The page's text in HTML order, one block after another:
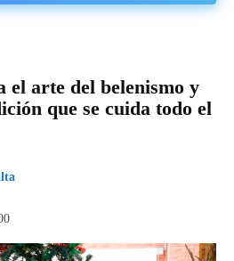
el arte del belenismo y
que se cuida todo el